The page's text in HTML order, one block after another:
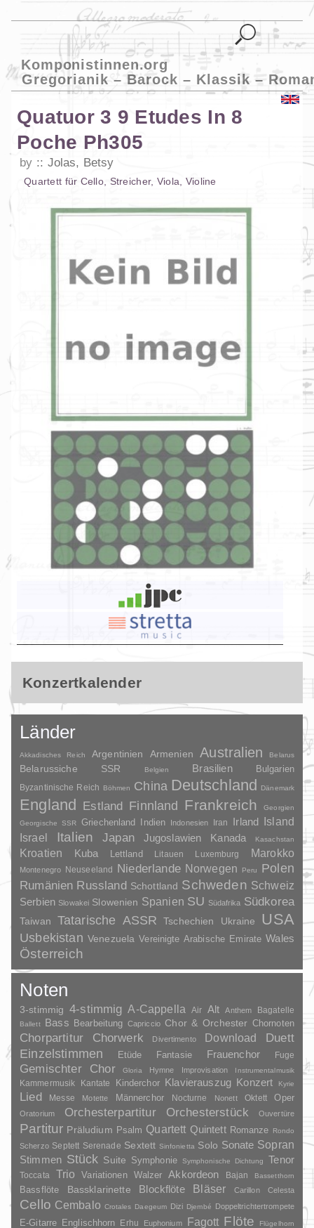
Komponistinnen.org
Gregorianik – Barock – Klassik –
Quatuor 3 9 Etudes In 8
Poche Ph305
by Jolas, Betsy
Quartett für Cello Streicher, Viola Violine
Konzertkalender
Länder
Akkadisches Reich Argentinien Armenien Australien Belarus
Belarussiche SSR Belgien Brasilien Bulgarien
Byzantinische Reich Böhmen China Deutschland Dänemark
England Estland Finnland Frankreich
Georgien
Georgische SSR
Griechenland Indien Indonesien Iran Irland
Island
Israel
Italien Japan Jugoslawien Kanada Kasachstan
Kroatien Kuba Lettland Litauen Luxemburg Marokko
Montenegro Neuseeland Niederlande Norwegen Peru
Polen
Rumänien Russland Schottland Schweden Schweiz
Serbien Slowakei Slowenien Spanien SU Südafrika Südkorea
Taiwan Tatarische ASSR Tschechien Ukraine USA
Usbekistan Venezuela Vereinigte Arabische Emirate Wales
Österreich
Noten
3-stimmig 4-stimmig A-Cappella Air Alt Anthem Bagatelle
Ballett Bass Bearbeitung Capriccio Chor & Orchester Chornoten
Chorpartitur Chorwerk Divertimento Download
Duett
Einzelstimmen
Etüde Fantasie Frauenchor Fuge
Gemischter Chor Gloria Hymne Improvisation Instrumentalmusik
Kammermusik Kantate Kinderchor Klavierauszug Konzert Kyrie
Lied Messe Motette Männerchor Nocturne Nonett Oktett Oper
Oratorium Orchesterpartitur Orchesterstück Ouvertüre
Partitur Präludium Psalm Quartett Quintett Romanze Rondo
Scherzo Septett Serenade Sextett Sinfonietta Solo Sonate Sopran
Stimmen Stück Suite Symphonie Symphonische Dichtung Tenor
Toccata Trio Variationen Walzer Akkordeon Bajan Bassetthorn
Bassflöte Bassklarinette Blockflöte Bläser Carillon Celesta
Cello Cembalo Crotales Daegeum Dizi Djembé Doppeltrichtertrompete
E-Gitarre Englischhorn Erhu Euphonium Fagott Flöte
Flügelhorn